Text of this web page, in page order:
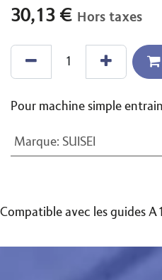
30,13 € Hors taxes
Pour machine simple
Marque: SUISEI
Compatible avec les guides